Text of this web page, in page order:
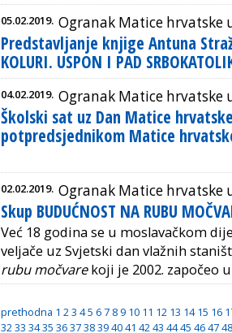
05.02.2019. Ogranak Matice hrvatske
Predstavljanje knjige Antuna
KOLURI. USPON I PAD
04.02.2019. Ogranak Matice hrvatske
Školski sat uz Dan Matice
potpredsjednikom Matice
02.02.2019. Ogranak Matice hrvatske
Skup BUDUĆNOST NA RUBU
Već 18 godina se u moslavačkom
veljače uz Svjetski dan vlažnih
rubu močvarekoji je 2002. započeo
prethodna 1 23 45 6 7 8 9 10 11 12 13 14 15 16
3233 3435 363738394041 4243 4445 464748